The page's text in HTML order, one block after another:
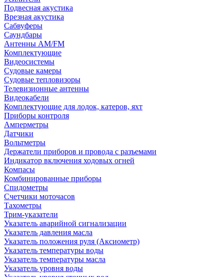
Подвесная акустика
Врезная акустика
Сабвуферы
Саундбары
Антенны AM/FM
Комплектующие
Видеосистемы
Судовые камеры
Cудовые тепловизоры
Телевизионные антенны
Видеокабели
Комплектующие для лодок, катеров, яхт
Приборы контроля
Амперметры
Датчики
Вольтметры
Держатели приборов и провода с разъемами
Индикатор включения ходовых огней
Компасы
Комбинированные приборы
Спидометры
Счетчики моточасов
Тахометры
Трим-указатели
Указатель аварийной сигнализации
Указатель давления масла
Указатель положения руля (Аксиометр)
Указатель температуры воды
Указатель температуры масла
Указатель уровня воды